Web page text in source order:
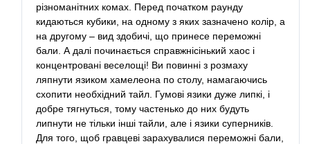
різноманітних комах. Перед початком раунду
кидаються кубики, на одному з яких зазначено колір, а
на другому – вид здобичі, що принесе переможні
бали. А далі починається справжнісінький хаос і
концентровані веселощі! Ви повинні з розмаху
ляпнути язиком хамелеона по столу, намагаючись
схопити необхідний тайл. Гумові язики дуже липкі, і
добре тягнуться, тому частенько до них будуть
липнути не тільки інші тайли, але і язики суперників.
Для того, щоб гравцеві зарахувалися переможні бали,